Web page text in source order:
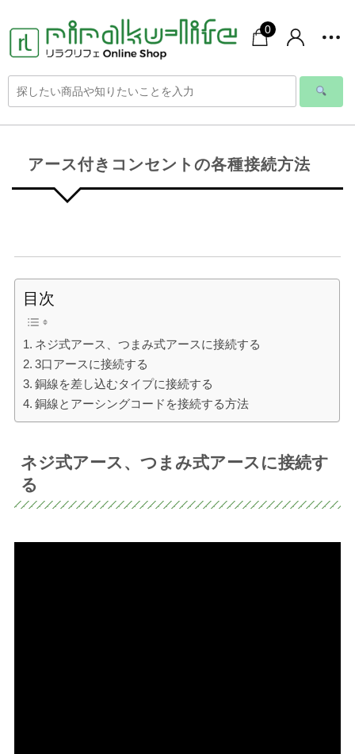
0
アース付きコンセントの各種接続方法
目次
ネジ式アース、つまみ式アースに接続する
3口アースに接続する
銅線を差し込むタイプに接続する
銅線とアーシングコードを接続する方法
ネジ式アース、つまみ式アースに接続す
る